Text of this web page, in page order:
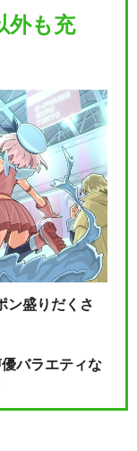
外も充
ン盛りだくさ
バラエティな